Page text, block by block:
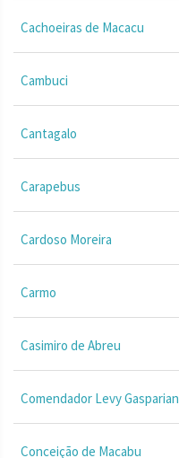
Cachoeiras de Macacu
Cambuci
Cantagalo
Carapebus
Cardoso Moreira
Carmo
Casimiro de Abreu
Comendador Levy Gasparian
Conceição de Macabu